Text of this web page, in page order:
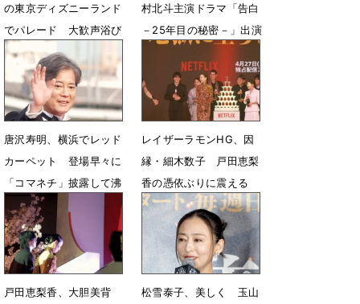
の東京ディズニーランド
でパレード 大歓声浴び
る
7月4日 08時53分
村北斗主演ドラマ「告白
－25年目の秘密－」出演
5月15日 06時00分
唐沢寿明、横浜でレッド
カーペット 登場早々に
「コマネチ」披露して沸
かす
5月4日 17時44分
レイザーラモンHG、因
縁・細木数子 戸田恵梨
香の憑依ぶりに震える
「トラウマを思い出し
4月15日 07時16分
戸田恵梨香、大胆美背
松雪泰子、美しく 玉山